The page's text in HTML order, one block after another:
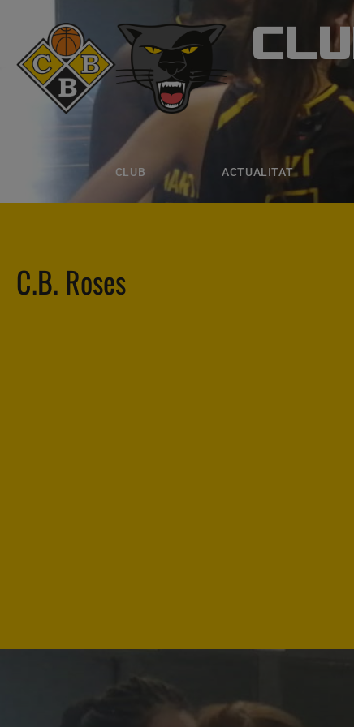
CLUB ACTUALITAT
CLUB
ACTUALITAT
C.B. Roses